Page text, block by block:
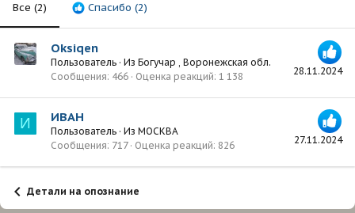
Все (2) Спасибо (2)
28.11.2024
Oksiqen
Пользователь · Из Богучар , Воронежская обл.
Сообщения 466 Оценка реакций 1 138
И
27.11.2024
ИВАН
Пользователь · Из МОСКВА
Сообщения 717 Оценка реакций 826
Детали на опознание